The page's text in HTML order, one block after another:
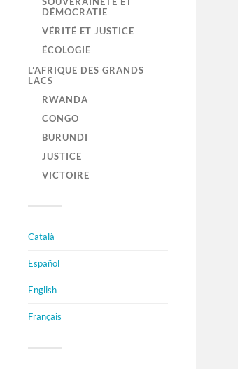
DÉMOCRATIE
VÉRITÉ ET JUSTICE
ÉCOLOGIE
L’AFRIQUE DES GRANDS
LACS
RWANDA
CONGO
BURUNDI
JUSTICE
VICTOIRE
Català
Español
English
Français